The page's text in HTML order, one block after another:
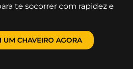
te socorrer com rapidez e
UM CHAVEIRO AGORA